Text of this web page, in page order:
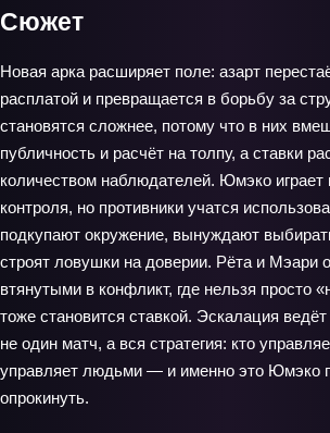
Сюжет
Новая арка расширяет поле: азарт
расплатой и превращается в борьбу за
становятся сложнее, потому что в них
публичность и расчёт на толпу, а ставки
количеством наблюдателей. Юмэко играет
контроля, но противники учатся
подкупают окружение, вынуждают
строят ловушки на доверии. Рёта и Мэари
втянутыми в конфликт, где нельзя просто
тоже становится ставкой. Эскалация ведёт
не один матч, а вся стратегия: кто
управляет людьми — и именно это Юмэко
опрокинуть.